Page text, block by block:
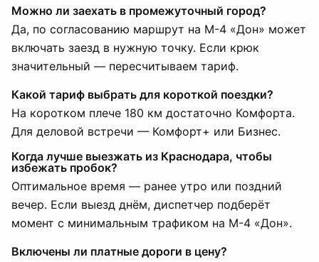
Можно ли заехать в промежуточный город?
Да, по согласованию маршрут на М-4 «Дон» может
включать заезд в нужную точку. Если крюк
значительный — пересчитываем тариф.
Какой тариф выбрать для короткой поездки?
На коротком плече 180 км достаточно Комфорта.
Для деловой встречи — Комфорт+ или Бизнес.
Когда лучше выезжать из Краснодара, чтобы
избежать пробок?
Оптимальное время — ранее утро или поздний
вечер. Если выезд днём, диспетчер подберёт
момент с минимальным трафиком на М-4 «Дон».
Включены ли платные дороги в цену?